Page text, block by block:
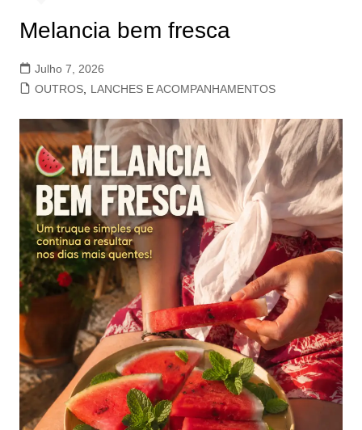
Melancia bem fresca
Julho 7, 2026
OUTROS, LANCHES E ACOMPANHAMENTOS